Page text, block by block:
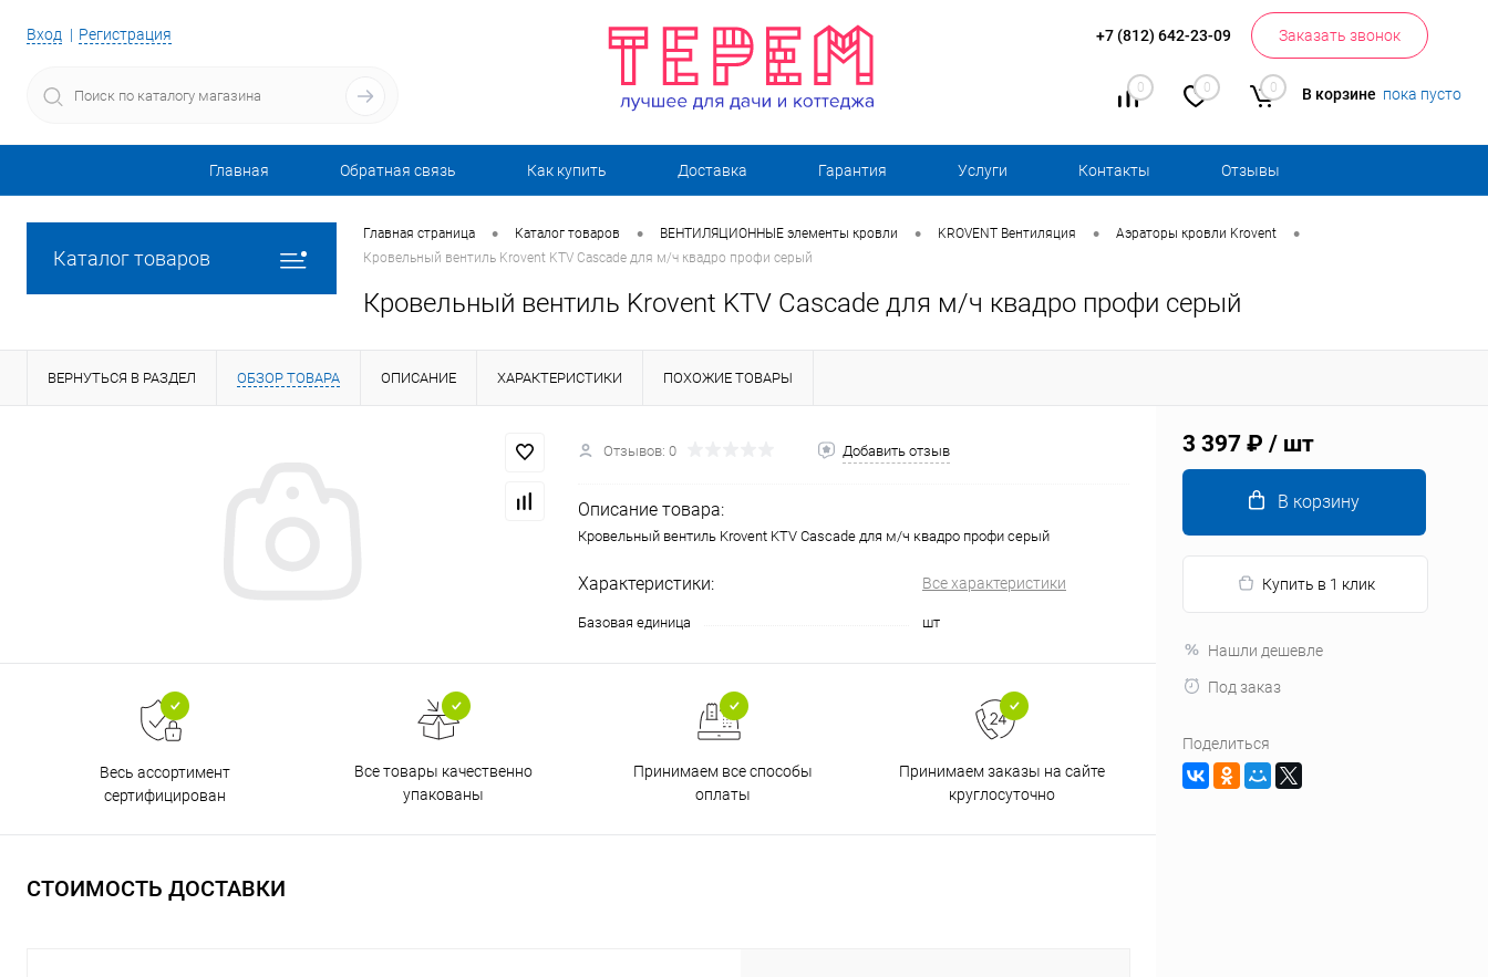
Вход Регистрация +7 (812) 642-23-09 Заказать звонок
0 0 0 В корзине пока пусто
Главная Обратная связь Как купить Доставка Гарантия Услуги Контакты Отзывы
Каталог товаров
Главная страница • Каталог товаров • ВЕНТИЛЯЦИОННЫЕ элементы кровли • KROVENT Вентиляция • Аэраторы кровли Krovent •
Кровельный вентиль Krovent KTV Cascade для м/ч квадро профи серый
Кровельный вентиль Krovent KTV Cascade для м/ч квадро профи серый
ВЕРНУТЬСЯ В РАЗДЕЛ ОБЗОР ТОВАРА ОПИСАНИЕ ХАРАКТЕРИСТИКИ ПОХОЖИЕ ТОВАРЫ
Отзывов: 0 Добавить отзыв
Описание товара:
Кровельный вентиль Krovent KTV Cascade для м/ч квадро профи серый
Характеристики: Все характеристики
Базовая единица шт
Весь ассортимент
сертифицирован
Все товары качественно
упакованы
Принимаем все способы
оплаты
Принимаем заказы на сайте
круглосуточно
Профессиональная помощь в
СТОИМОСТЬ ДОСТАВКИ
3 397 ₽ / шт
В корзину
Купить в 1 клик
Нашли дешевле
Под заказ
Поделиться